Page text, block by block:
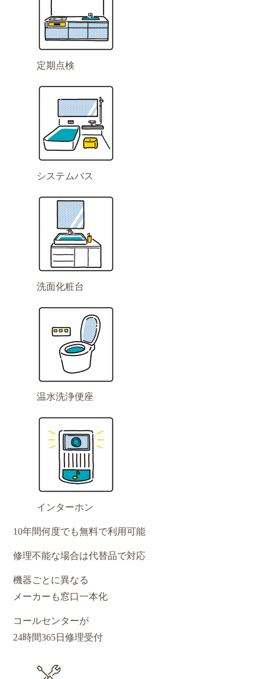
定期点検
システムバス
洗面化粧台
温水洗浄便座
インターホン
10年間何度でも無料で利用可能
修理不能な場合は代替品で対応
機器ごとに異なる
メーカーも窓口一本化
コールセンターが
24時間365日修理受付